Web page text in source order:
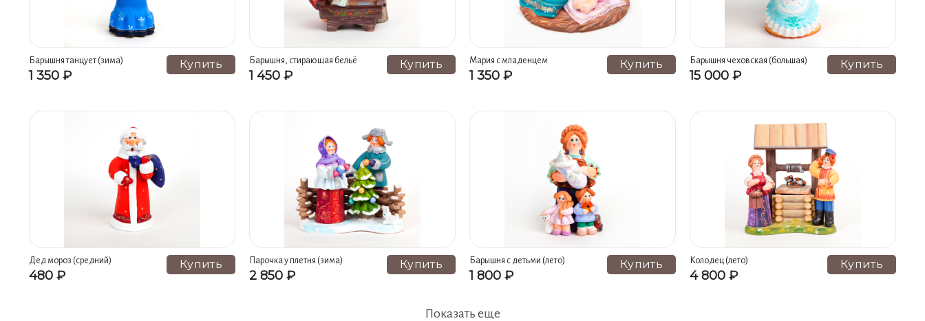
Барышня танцует (зима)
1 350 ₽
Купить Барышня, стирающая бельё
1 450 ₽
Купить Мария с младенцем
1 350 ₽
Купить Барышня чеховская (большая)
15 000 ₽
Купить
Дед мороз (средний)
480 ₽
Купить Парочка у плетня (зима)
2 850 ₽
Купить Барышня с детьми (лето)
1 800 ₽
Купить Колодец (лето)
4 800 ₽
Купить
Показать еще